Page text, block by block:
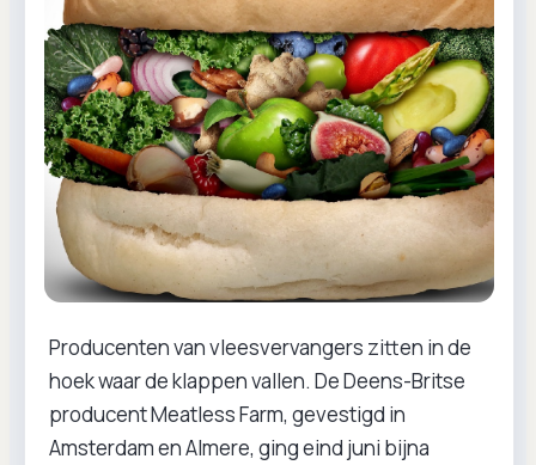
Producenten van vleesvervangers zitten in de
hoek waar de klappen vallen. De Deens-Britse
producent Meatless Farm, gevestigd in
Amsterdam en Almere, ging eind juni bijna